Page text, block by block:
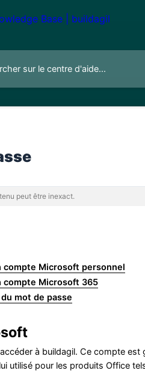
peut être inexact.
compte Microsoft personnel
compte Microsoft 365
mot de passe
à buildagil. Ce compte
utilisé pour les produits Office